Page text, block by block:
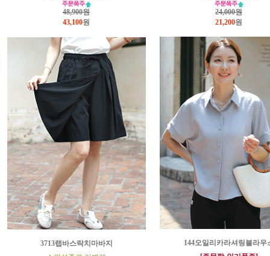
48,900원
43,100원
24,000원
21,200원
3713랩바스락치마바지
144오일리카라셔링블라우